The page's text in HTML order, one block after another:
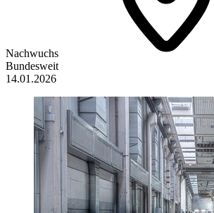
Nachwuchs
Bundesweit
14.01.2026